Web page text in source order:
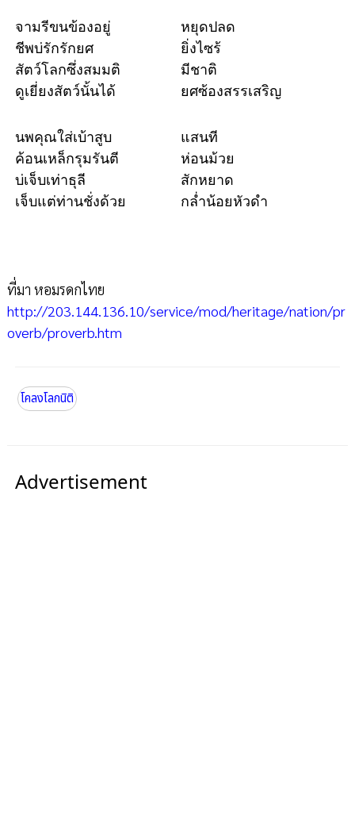
จามรีขนข้องอยู่
ชีพบ่รักรักยศ
สัตว์โลกซึ่งสมมติ
ดูเยี่ยงสัตว์นั้นได้
หยุดปลด
ยิ่งไซร้
มีชาติ
ยศซ้องสรรเสริญ
นพคุณใส่เบ้าสูบ
ค้อนเหล็กรุมรันตี
บ่เจ็บเท่าธุลี
เจ็บแต่ท่านชั่งด้วย
แสนที
ห่อนม้วย
สักหยาด
กล่ำน้อยหัวดำ
ที่มา หอมรดกไทย
http://203.144.136.10/service/mod/heritage/nation/pr
overb/proverb.htm
โคลงโลกนิติ
Advertisement